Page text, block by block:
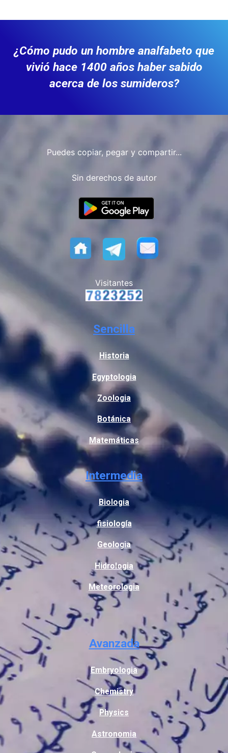
¿Cómo pudo un hombre analfabeto que
vivió hace 1400 años haber sabido
acerca de los sumideros?
Puedes copiar, pegar y compartir...
Sin derechos de autor
Visitantes
Sencilla
Historia
Egyptologia
Zoologia
Botánica
Matemáticas
Intermedia
Biologia
fisiología
Geologia
Hidrologia
Meteorologia
Avanzada
Embryologia
Chemistry
Physics
Astronomia